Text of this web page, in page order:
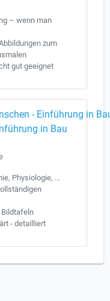
– wenn man
zum
gut geeignet
in Bau
Physiologie, ...
- detailliert